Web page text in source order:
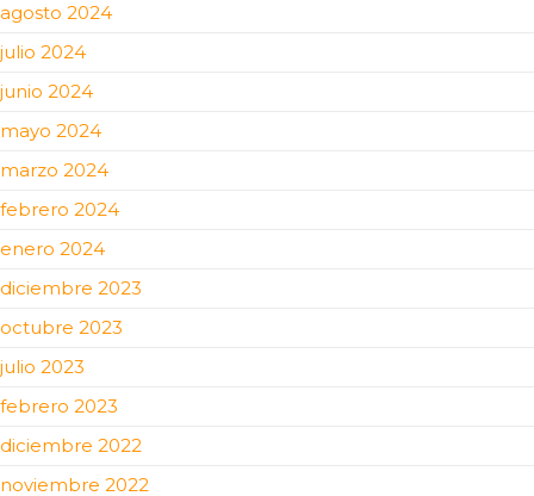
agosto 2024
julio 2024
junio 2024
mayo 2024
marzo 2024
febrero 2024
enero 2024
diciembre 2023
octubre 2023
julio 2023
febrero 2023
diciembre 2022
noviembre 2022